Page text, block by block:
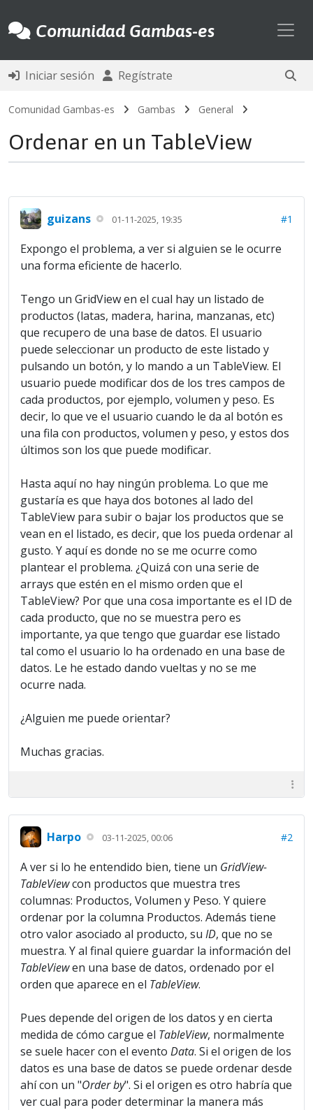
Comunidad Gambas-es
Iniciar sesión Regístrate
Comunidad Gambas-es Gambas General
Ordenar en un TableView
guizans 01-11-2025, 19:35 #1
Expongo el problema, a ver si alguien se le ocurre
una forma eficiente de hacerlo.
Tengo un GridView en el cual hay un listado de
productos (latas, madera, harina, manzanas, etc)
que recupero de una base de datos. El usuario
puede seleccionar un producto de este listado y
pulsando un botón, y lo mando a un TableView. El
usuario puede modificar dos de los tres campos de
cada productos, por ejemplo, volumen y peso. Es
decir, lo que ve el usuario cuando le da al botón es
una fila con productos, volumen y peso, y estos dos
últimos son los que puede modificar.
Hasta aquí no hay ningún problema. Lo que me
gustaría es que haya dos botones al lado del
TableView para subir o bajar los productos que se
vean en el listado, es decir, que los pueda ordenar al
gusto. Y aquí es donde no se me ocurre como
plantear el problema. ¿Quizá con una serie de
arrays que estén en el mismo orden que el
TableView? Por que una cosa importante es el ID de
cada producto, que no se muestra pero es
importante, ya que tengo que guardar ese listado
tal como el usuario lo ha ordenado en una base de
datos. Le he estado dando vueltas y no se me
ocurre nada.
¿Alguien me puede orientar?
Muchas gracias.
Harpo 03-11-2025, 00:06 #2
A ver si lo he entendido bien, tiene un GridView-
TableViewcon productos que muestra tres
columnas: Productos, Volumen y Peso. Y quiere
ordenar por la columna Productos. Además tiene
otro valor asociado al producto, su ID, que no se
muestra. Y al final quiere guardar la información del
TableViewen una base de datos, ordenado por el
orden que aparece en el TableView.
Pues depende del origen de los datos y en cierta
medida de cómo cargue el TableView, normalmente
se suele hacer con el evento Data. Si el origen de los
datos es una base de datos se puede ordenar desde
ahí con un "Order by". Si el origen es otro habría que
ver cual para poder determinar la manera más